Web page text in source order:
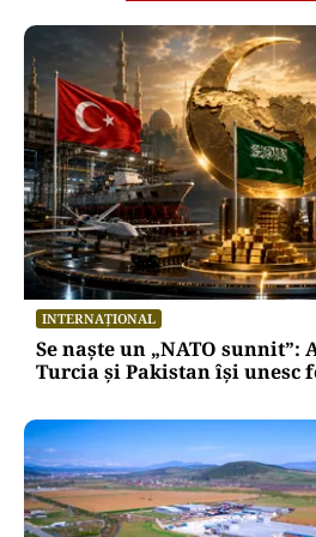
INTERNAȚIONAL
Se naște un „NATO sunnit”:
Turcia și Pakistan își unesc